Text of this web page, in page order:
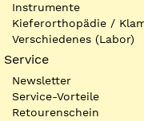
Instrumente
Kieferorthopädie /
Verschiedenes (Labor)
Service
Newsletter
Service-Vorteile
Retourenschein